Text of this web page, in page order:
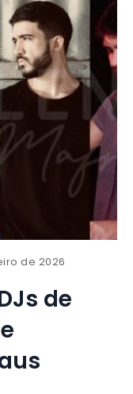
de 2026
de